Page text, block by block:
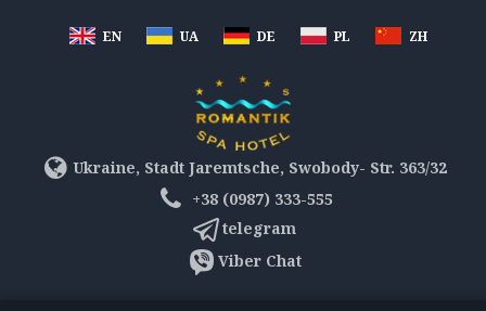
EN UA DE PL ZH
Ukraine, Stadt Jaremtsche, Swobody- Str. 363/32
+38 (0987) 333-555
telegram
Viber Chat